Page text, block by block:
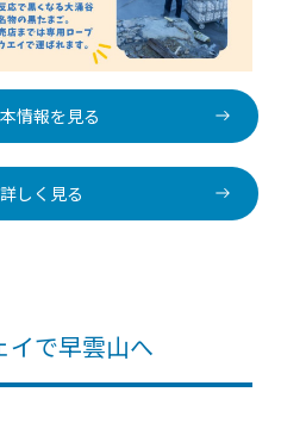
情報を見る
詳しく見る
イで早雲山へ